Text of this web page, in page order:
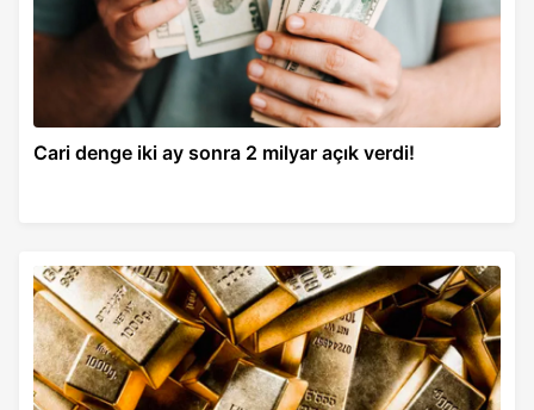
Cari denge iki ay sonra 2 milyar açık verdi!